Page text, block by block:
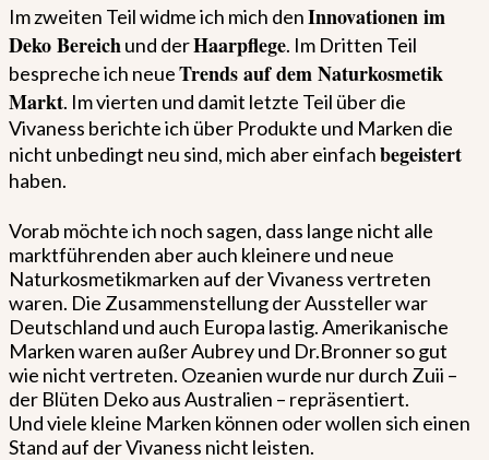
Im zweiten Teil widme ich mich denInnovationen im
Deko Bereichund derHaarpflege. Im Dritten Teil
bespreche ich neueTrends auf dem Naturkosmetik
Markt. Im vierten und damit letzte Teil über die
Vivaness berichte ich über Produkte und Marken die
nicht unbedingt neu sind, mich aber einfachbegeistert
haben.
Vorab möchte ich noch sagen, dass lange nicht alle
marktführenden aber auch kleinere und neue
Naturkosmetikmarken auf der Vivaness vertreten
waren. Die Zusammenstellung der Aussteller war
Deutschland und auch Europa lastig. Amerikanische
Marken waren außer Aubrey und Dr.Bronner so gut
wie nicht vertreten. Ozeanien wurde nur durch Zuii –
der Blüten Deko aus Australien – repräsentiert.
Und viele kleine Marken können oder wollen sich einen
Stand auf der Vivaness nicht leisten.